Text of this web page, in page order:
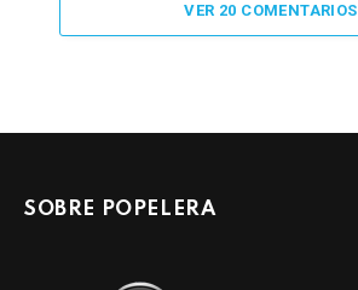
VER 20 COMENTARIOS
SOBRE POPELERA